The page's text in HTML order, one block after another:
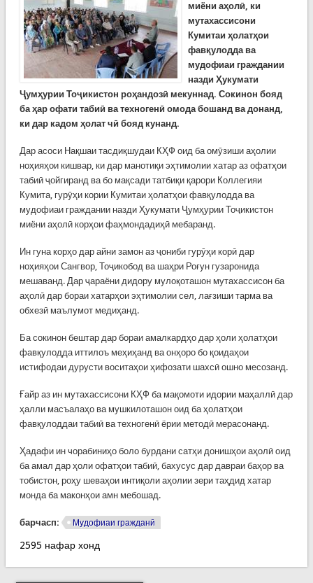
миёни аҳолӣ, ки
мутахассисони
Кумитаи ҳолатҳои
фавқулодда ва
мудофиаи граждании
назди Ҳукумати
Ҷумҳурии Тоҷикистон роҳандозӣ мекуннад. Сокинон бояд
ба ҳар офати табиӣ ва техногенӣ омода бошанд ва донанд,
ки дар кадом ҳолат чӣ бояд кунанд.
Дар асоси Нақшаи тасдиқшудаи КҲФ оид ба омӯзиши аҳолии
ноҳияҳои кишвар, ки дар манотиқи эҳтимолии хатар аз офатҳои
табиӣ ҷойгиранд ва бо мақсади татбиқи қарори Коллегияи
Кумита, гурӯҳи кории Кумитаи ҳолатҳои фавқулодда ва
мудофиаи граждании назди Ҳукумати Ҷумҳурии Тоҷикистон
миёни аҳолӣ корҳои фаҳмондадиҳӣ мебаранд.
Ин гуна корҳо дар айни замон аз ҷониби гурӯҳи корӣ дар
ноҳияҳои Сангвор, Тоҷикобод ва шаҳри Роғун гузаронида
мешаванд. Дар ҷараёни дидору мулоқоташон мутахассисон ба
аҳолӣ дар бораи хатарҳои эҳтимолии сел, лағзиши тарма ва
обхезӣ маълумот медиҳанд.
Ба сокинон бештар дар бораи амалкардҳо дар ҳоли ҳолатҳои
фавқулодда иттилоъ меҳиҳанд ва онҳоро бо қоидаҳои
истифодаи дурусти воситаҳои ҳифозати шахсӣ ошно месозанд.
Ғайр аз ин мутахассисони КҲФ ба мақомоти идории маҳаллӣ дар
ҳалли масъалаҳо ва мушкилоташон оид ба ҳолатҳои
фавқулоддаи табиӣ ва техногенӣ ёрии методӣ мерасонанд.
Ҳадафи ин чорабиниҳо боло бурдани сатҳи донишҳои аҳолӣ оид
ба амал дар ҳоли офатҳои табиӣ, бахусус дар давраи баҳор ва
тобистон, роҳу шеваҳои интиқоли аҳолии зери таҳдид хатар
монда ба маконҳои амн мебошад.
барчасп: Мудофиаи гражданӣ
2595 нафар хонд